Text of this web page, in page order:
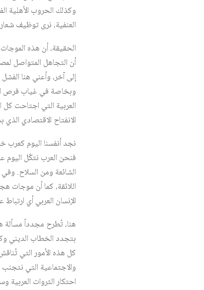
وكذلك الحروب الأهلية
العنفية، نرى توظيف
الحقيقة، أن هذه
أن التجاهل المتواصل
إلى آخر، وأعني هنا
وبخاصة في غياب فرص
الانفتاح الاقتصادي الذي
نجد أنفسنا اليوم كعرب
فنحن العرب نتكّل اليوم
الشائعة ومن السلاح.
اللائقة، كما أن موجات
الإنسان العربي أي
هنا، تُطرح مجدداً مسألة
بتجدد الخطاب الديني
كل هذه الأمور التي
والاجتماعية التي نتجنب
احتكار الثروات العربية